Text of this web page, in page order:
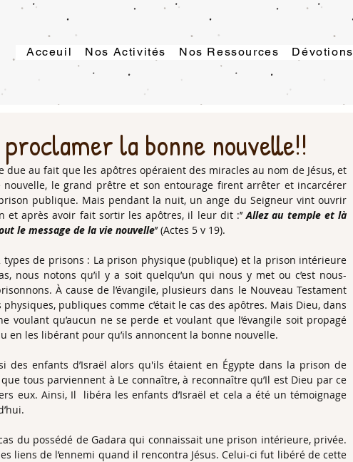
Acceuil Nos Activités Nos Ressources Dévotions
la bonne nouvelle!!
due au fait que les apôtres opéraient des miracles au nom de Jésus, et
nouvelle, le grand prêtre et son entourage firent arrêter et incarcérer
publique. Mais pendant la nuit, un ange du Seigneur vint ouvrir
et après avoir fait sortir les apôtres, il leur dit :’’ Allez au temple et là
le message de la vie nouvelle’’ (Actes 5 v 19).
types de prisons : La prison physique (publique) et la prison intérieure
nous notons qu’il y a soit quelqu’un qui nous y met ou c’est nous-
À cause de l’évangile, plusieurs dans le Nouveau Testament
publiques comme c’était le cas des apôtres. Mais Dieu, dans
voulant qu’aucun ne se perde et voulant que l’évangile soit propagé
en les libérant pour qu’ils annoncent la bonne nouvelle.
des enfants d’Israël alors qu'ils étaient en Égypte dans la prison de
tous parviennent à Le connaître, à reconnaître qu’Il est Dieu par ce
eux. Ainsi, Il  libéra les enfants d’Israël et cela a été un témoignage
du possédé de Gadara qui connaissait une prison intérieure, privée.
liens de l’ennemi quand il rencontra Jésus. Celui-ci fut libéré de cette